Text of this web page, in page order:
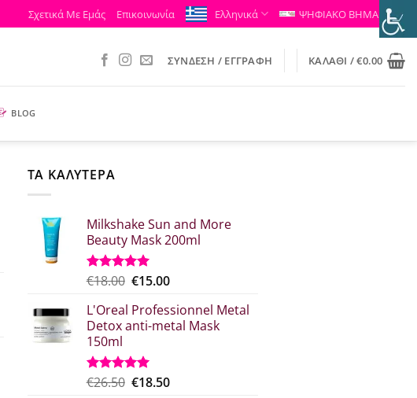
Σχετικά Με Εμάς Επικοινωνία Ελληνικά ΨΗΦΙΑΚΟ ΒΗΜΑ
ΣΎΝΔΕΣΗ / ΕΓΓΡΑΦΉ ΚΑΛΆΘΙ /€0.00
BLOG
ΤΑ ΚΑΛΥΤΕΡΑ
Milkshake Sun and More
Beauty Mask 200ml
Βαθμολογήθηκε
από 5
€18.00 Original
was:
€18.00.
€15.00Η
τιμή
είναι:
L'Oreal Professionnel Metal
Detox anti-metal Mask
150ml
Βαθμολογήθηκε
€26.50 Original
€18.50Η